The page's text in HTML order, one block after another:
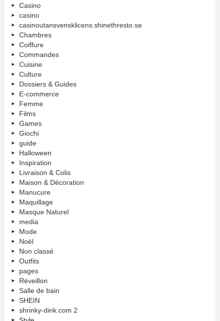
Casino
casino
casinoutansvensklicens.shinethresto.se
Chambres
Coiffure
Commandes
Cuisine
Culture
Dossiers & Guides
E-commerce
Femme
Films
Games
Giochi
guide
Halloween
Inspiration
Livraison & Colis
Maison & Décoration
Manucure
Maquillage
Masque Naturel
media
Mode
Noël
Non classé
Outfits
pages
Réveillon
Salle de bain
SHEIN
shrinky-dink.com 2